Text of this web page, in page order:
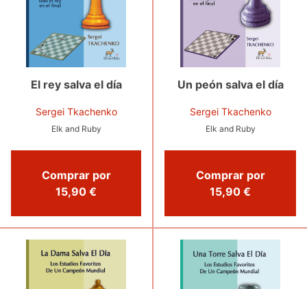
El rey salva el día
Sergei Tkachenko
Elk and Ruby
Comprar por
15,90 €
Un peón salva el día
Sergei Tkachenko
Elk and Ruby
Comprar por
15,90 €